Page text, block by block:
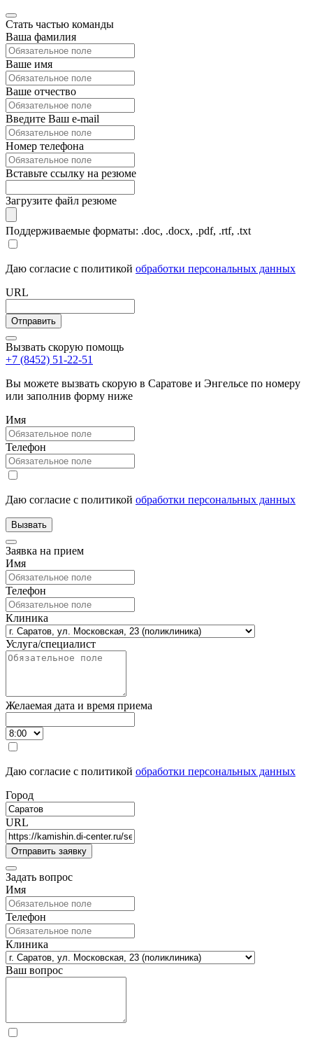
Стать частью команды
Ваша фамилия
Ваше имя
Ваше отчество
Введите Ваш e-mail
Номер телефона
Вставьте ссылку на резюме
Загрузите файл резюме
Поддерживаемые форматы: .doc, .docx, .pdf, .rtf, .txt
Даю согласие с политикой обработки персональных данных
URL
Вызвать скорую помощь
+7 (8452) 51-22-51
Вы можете вызвать скорую в Саратове и Энгельсе по номеру
или заполнив форму ниже
Имя
Телефон
Даю согласие с политикой обработки персональных данных
Заявка на прием
Имя
Телефон
Клиника
Услуга/специалист
Желаемая дата и время приема
Даю согласие с политикой обработки персональных данных
Город
URL
Задать вопрос
Имя
Телефон
Клиника
Ваш вопрос